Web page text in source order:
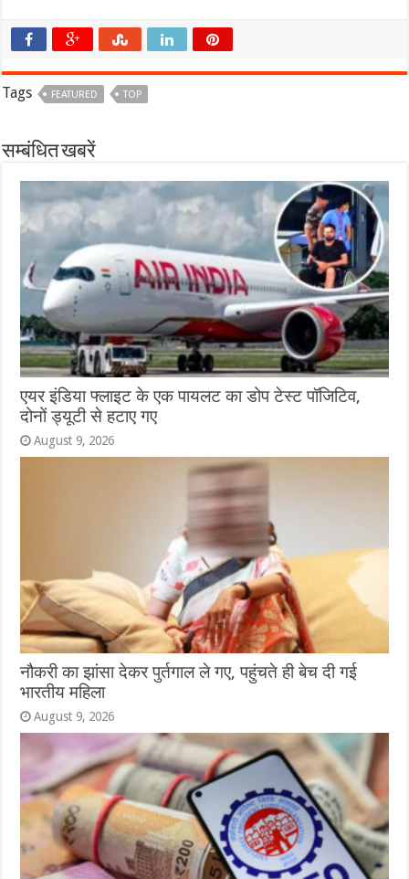
Tags FEATURED TOP
सम्बंधित खबरें
एयर इंडिया फ्लाइट के एक पायलट का डोप टेस्ट पॉजिटिव,
दोनों ड्यूटी से हटाए गए
August 9, 2026
नौकरी का झांसा देकर पुर्तगाल ले गए, पहुंचते ही बेच दी गई
भारतीय महिला
August 9, 2026